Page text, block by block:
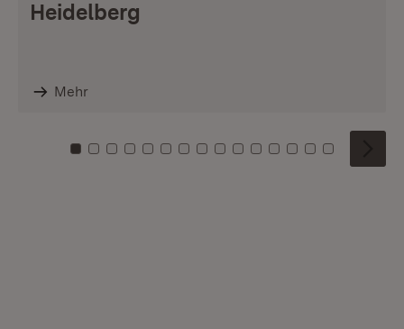
Heidelberg
Mehr
Zu Kachel: 0
Zu Kachel: 1
Zu Kachel: 2
Zu Kachel: 3
Zu Kachel: 4
Zu Kachel: 5
Zu Kachel: 6
Zu Kachel: 7
Zu Kachel: 8
Zu Kachel: 9
Zu Kachel: 10
Zu Kachel: 11
Zu Kachel: 12
Zu Kachel:
Zu